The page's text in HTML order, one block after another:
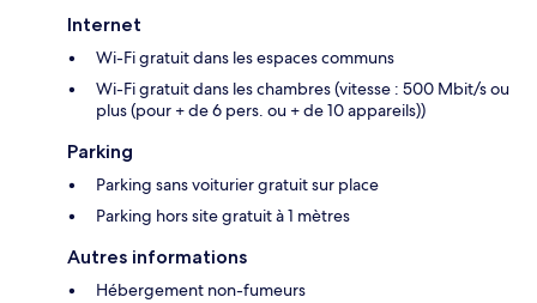
Internet
Wi-Fi gratuit dans les espaces communs
Wi-Fi gratuit dans les chambres (vitesse : 500 Mbit/s ou
plus (pour + de 6 pers. ou + de 10 appareils))
Parking
Parking sans voiturier gratuit sur place
Parking hors site gratuit à 1 mètres
Autres informations
Hébergement non-fumeurs